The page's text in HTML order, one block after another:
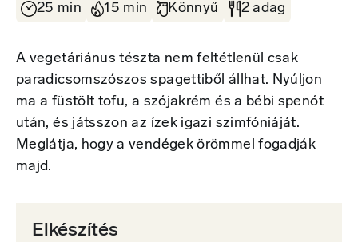
25 min 15 min Könnyű 2 adag
A vegetáriánus tészta nem feltétlenül csak
paradicsomszószos spagettiből állhat. Nyúljon
ma a füstölt tofu, a szójakrém és a bébi spenót
után, és játsszon az ízek igazi szimfóniáját.
Meglátja, hogy a vendégek örömmel fogadják
majd.
Elkészítés